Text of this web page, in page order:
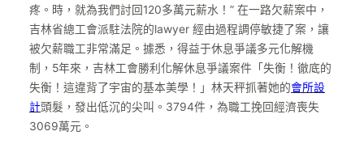
疼。時，就為我們討回120多萬元薪水！” 在一路欠薪案中，
吉林省總工會派駐法院的lawyer 經由過程調停敏捷了案，讓
被欠薪職工非常滿足。據悉，得益于休息爭議多元化解機
制，5年來，吉林工會勝利化解休息爭議案件「失衡！徹底的
失衡！這違背了宇宙的基本美學！」林天秤抓著她的會所設
計頭髮，發出低沉的尖叫。3794件，為職工挽回經濟喪失
3069萬元。